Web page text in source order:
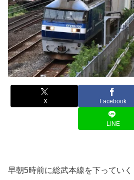
X Facebook
LINE
早朝5時前に総武本線を下っていく